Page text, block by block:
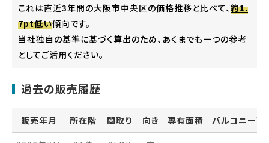
これは直近3年間の大阪市中央区の価格推移と比べて、約1.
7pt低い傾向です。
当社独自の基準に基づく算出のため、あくまでも一つの参考
としてご活用ください。
過去の販売履歴
販売年月 所在階 間取り 向き 専有面積 バルコニー面